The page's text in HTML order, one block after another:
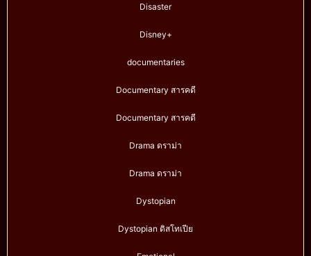
Disaster
Disney+
documentaries
Documentary สารคดี
Documentary สารคดี
Drama ดราม่า
Drama ดราม่า
Dystopian
Dystopian ดิสโทเปีย